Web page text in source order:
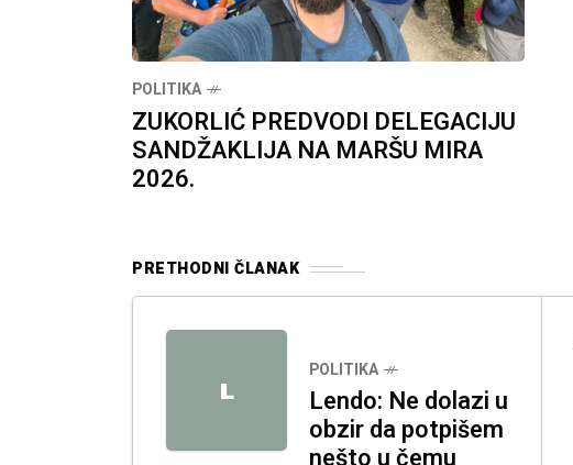
POLITIKA
ZUKORLIĆ PREDVODI DELEGACIJU
SANDŽAKLIJA NA MARŠU MIRA
2026.
PRETHODNI ČLANAK
L
POLITIKA
Lendo: Ne dolazi u
obzir da potpišem